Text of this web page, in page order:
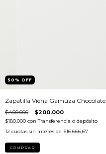
50 % OFF
Zapatilla Viena Gamuza Chocolate
$400.000 $200.000
$180.000 con Transferencia o depósito
12 cuotas sin interés de $16.666,67
COMPRAR